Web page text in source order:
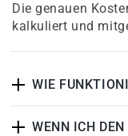
Die genauen
kalkuliert und
WIE
WENN ICH